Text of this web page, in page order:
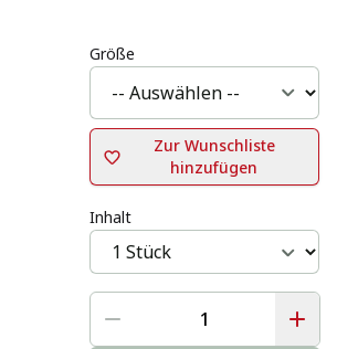
Größe
Zur Wunschliste
hinzufügen
Inhalt